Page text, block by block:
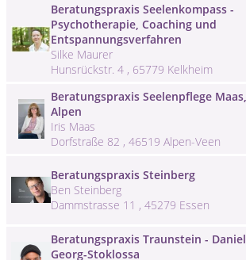
Beratungspraxis Seelenkompass -
Psychotherapie, Coaching und
Entspannungsverfahren
Silke Maurer
Hunsrückstr. 4 , 65779 Kelkheim
Beratungspraxis Seelenpflege Maas,
Alpen
Iris Maas
Dorfstraße 82 , 46519 Alpen-Veen
Beratungspraxis Steinberg
Ben Steinberg
Dammstrasse 11 , 45279 Essen
Beratungspraxis Traunstein - Daniel
Georg-Stoklossa